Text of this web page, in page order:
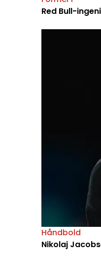
Red Bull-
Håndbold
Nikolaj